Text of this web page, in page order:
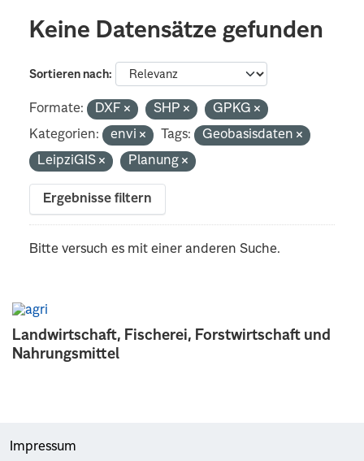
Landwirtschaft, Fischerei, Forstwirtschaft und
Nahrungsmittel
Keine Datensätze gefunden
Sortieren nach
Formate: DXF SHP
GPKG
Kategorien:
envi Tags:
Geobasisdaten
LeipziGIS
Planung
Ergebnisse filtern
Bitte versuch es mit einer anderen Suche.
Impressum